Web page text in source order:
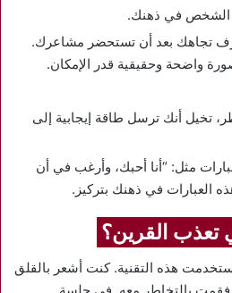
الشخص في ذهنك.
تجاهك بعد أن تستحضر مشاعرك.
واضحة وحقيقية قدر الإمكان.
تخيل أنك ترسل طاقة إيجابية إلى
مثل: “أنا أحبك، وأرغب في أن
العبارات في ذهنك بتركيز.
تعذب القرين؟
هذه التقنية. كنت أشعر بالقلق